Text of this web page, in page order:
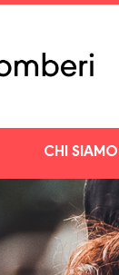
CHI SIAMO